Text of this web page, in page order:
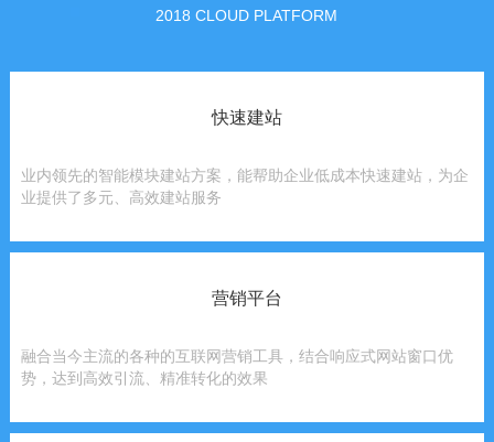
2018 CLOUD PLATFORM
快速建站
业内领先的智能模块建站方案，能帮助企业低成本快速建站，为企
业提供了多元、高效建站服务
营销平台
融合当今主流的各种的互联网营销工具，结合响应式网站窗口优
势，达到高效引流、精准转化的效果